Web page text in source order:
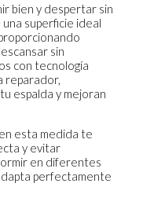
bien y despertar sin
superficie ideal
sin
con tecnología
reparador,
espalda y mejoran
esta medida te
y evitar
en diferentes
perfectamente